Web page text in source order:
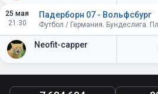
25 мая
21:30
Neofit-capper
Падерборн 07 - Вольфсбург